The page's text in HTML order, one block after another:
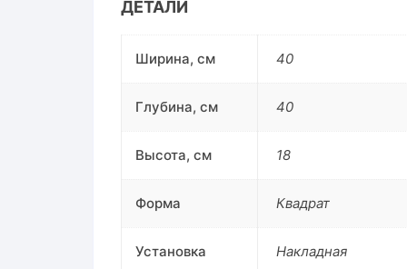
ДЕТАЛИ
Ширина, см 40
Глубина, см 40
Высота, см 18
Форма Квадрат
Установка Накладная